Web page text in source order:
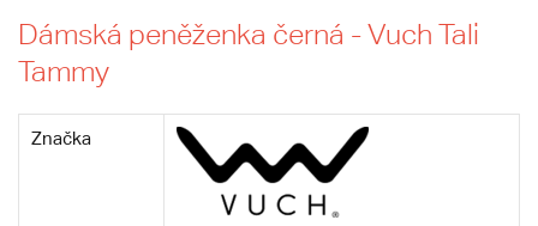
Dámská peněženka černá - Vuch Tali
Tammy
Značka